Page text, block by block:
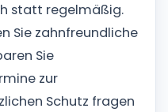
statt regelmäßig.
Sie zahnfreundliche
Sie
zur
Schutz fragen